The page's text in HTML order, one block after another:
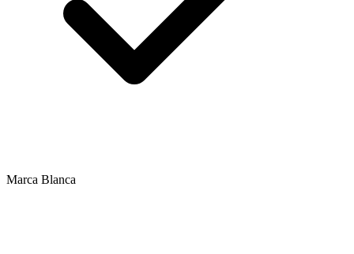
Marca Blanca